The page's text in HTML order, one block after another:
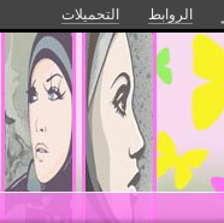
الروابط التحميلات